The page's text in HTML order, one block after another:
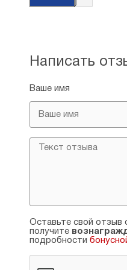
Написать
Ваше имя
Оставьте свой отзыв
получите
подробности